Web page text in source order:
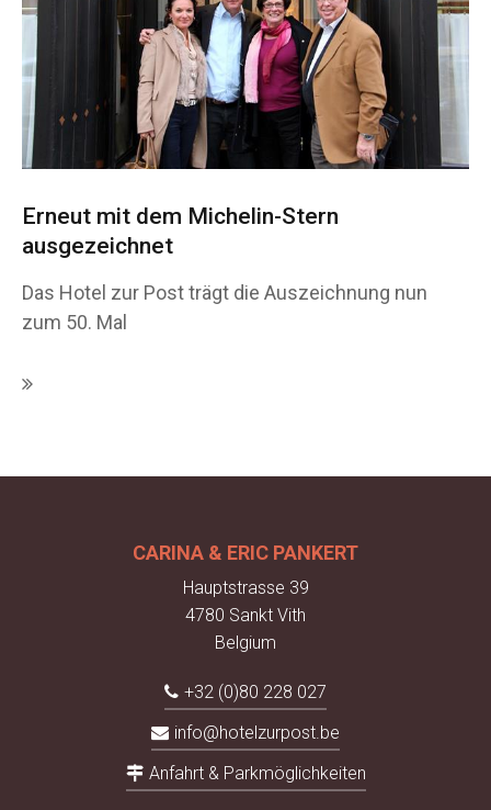
Erneut mit dem Michelin-Stern
ausgezeichnet
Das Hotel zur Post trägt die Auszeichnung nun
zum 50. Mal
CARINA & ERIC PANKERT
Hauptstrasse 39
4780 Sankt Vith
Belgium
+32 (0)80 228 027
info@hotelzurpost.be
Anfahrt & Parkmöglichkeiten